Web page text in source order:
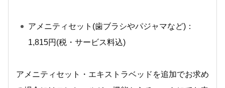
アメニティセット(歯ブラシやパジャマなど)：
1,815円(税・サービス料込)
アメニティセット・エキストラベッドを追加でお求め